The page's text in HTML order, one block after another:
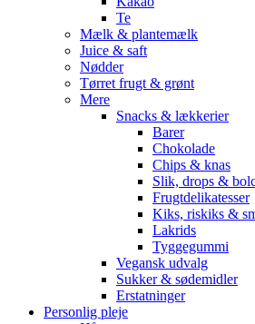
Te
Mælk & plantemælk
Juice & saft
Nødder
Tørret frugt & grønt
Mere
Snacks & lækkerier
Barer
Chokolade
Chips & knas
Slik, drops &
Frugtdelikatesser
Kiks, riskiks &
Lakrids
Tyggegummi
Vegansk udvalg
Sukker & sødemidler
Erstatninger
Personlig pleje